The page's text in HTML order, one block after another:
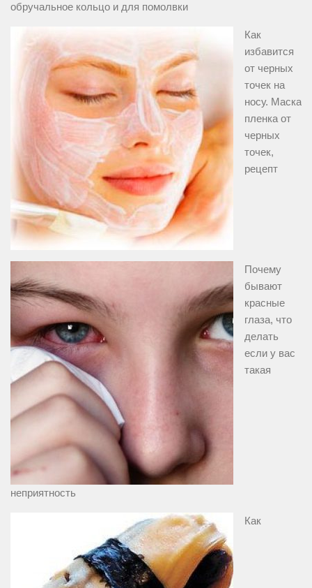
обручальное кольцо и для помолвки
Как
избавится
от черных
точек на
носу. Маска
пленка от
черных
точек,
рецепт
Почему
бывают
красные
глаза, что
делать
если у вас
такая
неприятность
Как